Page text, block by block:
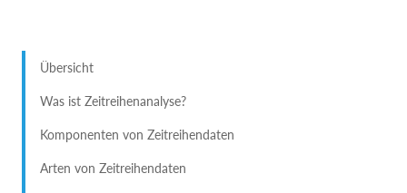
Übersicht
Was ist Zeitreihenanalyse?
Komponenten von Zeitreihendaten
Arten von Zeitreihendaten